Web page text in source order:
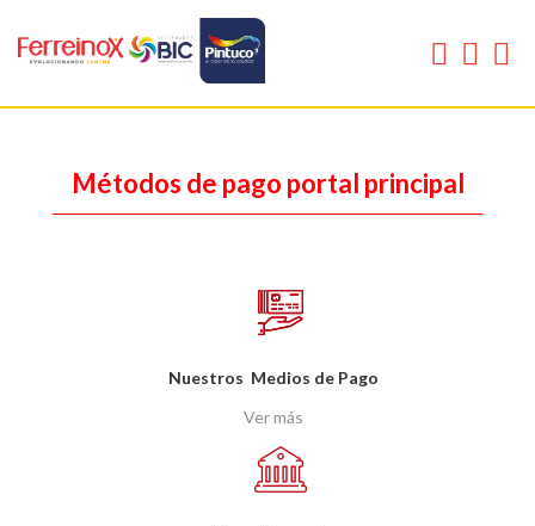
Métodos de pago portal principal
Nuestros Medios de Pago
Ver más